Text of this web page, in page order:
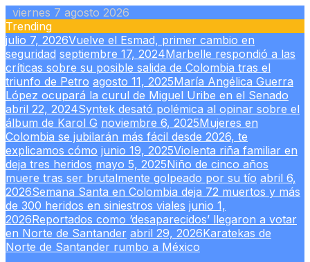
Skip
to
content
viernes 7 agosto 2026
Trending
julio 7, 2026Vuelve el Esmad, primer cambio en
seguridad septiembre 17, 2024Marbelle respondió a las
críticas sobre su posible salida de Colombia tras el
triunfo de Petro agosto 11, 2025María Angélica Guerra
López ocupará la curul de Miguel Uribe en el Senado
abril 22, 2024Syntek desató polémica al opinar sobre el
álbum de Karol G noviembre 6, 2025Mujeres en
Colombia se jubilarán más fácil desde 2026, te
explicamos cómo junio 19, 2025Violenta riña familiar en
deja tres heridos mayo 5, 2025Niño de cinco años
muere tras ser brutalmente golpeado por su tío abril 6,
2026Semana Santa en Colombia deja 72 muertos y más
de 300 heridos en siniestros viales junio 1,
2026Reportados como ‘desaparecidos’ llegaron a votar
en Norte de Santander abril 29, 2026Karatekas de
Norte de Santander rumbo a México